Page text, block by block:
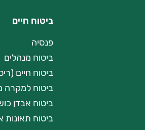
ביטוח חיים
פנסיה
ביטוח מנהלים
ביטוח חיים
ביטוח למקרה
ביטוח אבדן
ביטוח תאונות